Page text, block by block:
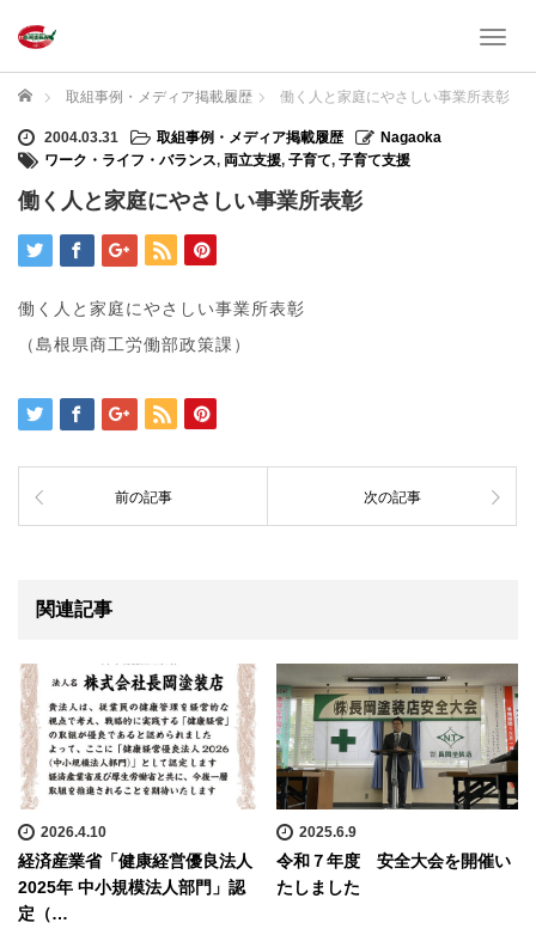
T
g
ホーム 取組事例・メディア掲載履歴 働く人と家庭にやさしい事業所表彰
2004.03.31 取組事例・メディア掲載履歴
Nagaoka
ワーク・ライフ・バランス, 両立支援, 子育て, 子育て支援
働く人と家庭にやさしい事業所表彰
働く人と家庭にやさしい事業所表彰
（島根県商工労働部政策課）
前の記事 次の記事
関連記事
2026.4.10
経済産業省「健康経営優良法人
2025年 中小規模法人部門」認
定（…
2025.6.9
令和７年度 安全大会を開催い
たしました